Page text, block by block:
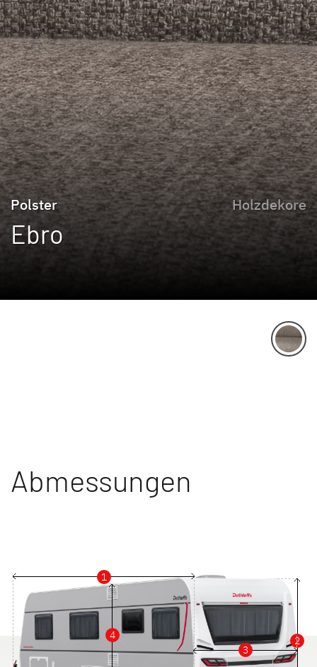
Ebro
Polster Holzdekore
Abmessungen
1
2
3
4